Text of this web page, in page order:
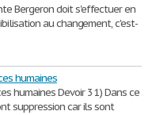
Bergeron doit s'effectuer en
au changement, c'est-
humaines
humaines Devoir 3 1) Dans ce
suppression car ils sont